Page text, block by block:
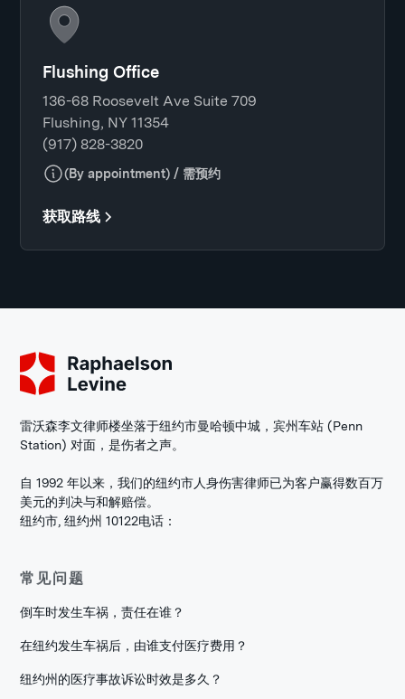
Flushing Office
136-68 Roosevelt Ave Suite 709
Flushing, NY 11354
(917) 828-3820
(By appointment) / 需预约
获取路线
雷沃森李文律师楼坐落于纽约市曼哈顿中城，宾州车站 (Penn
Station) 对面，是伤者之声。
自 1992 年以来，我们的纽约市人身伤害律师已为客户赢得数百万
美元的判决与和解赔偿。
纽约市, 纽约州 10122电话：
常见问题
倒车时发生车祸，责任在谁？
在纽约发生车祸后，由谁支付医疗费用？
纽约州的医疗事故诉讼时效是多久？